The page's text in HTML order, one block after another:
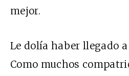
mejor.
Le dolía haber llegado
Como muchos